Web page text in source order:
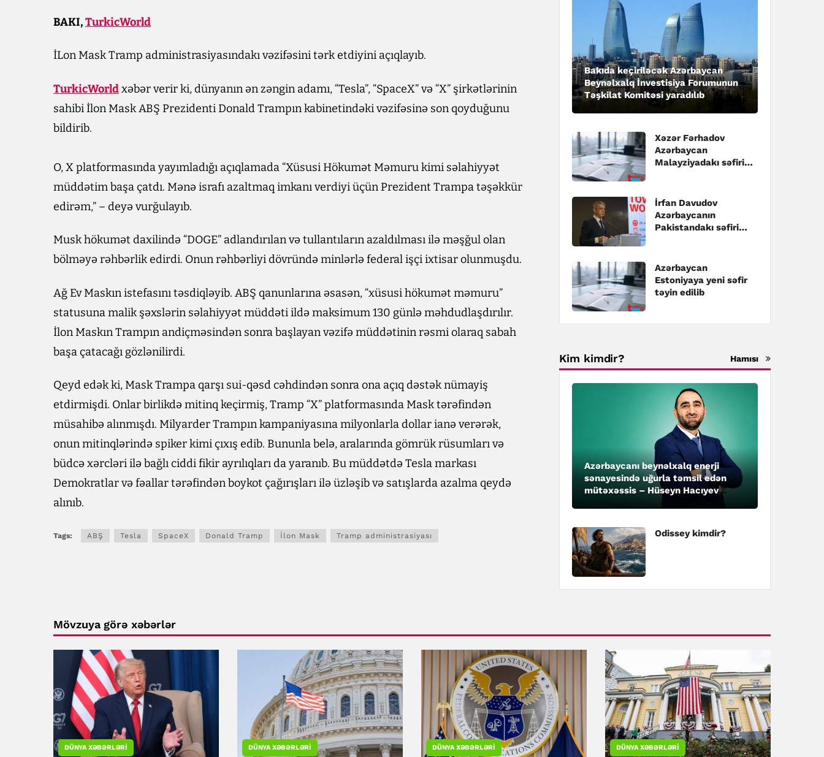
BAKI,TurkicWorld
İLon Mask Tramp administrasiyasındakı vəzifəsini tərk etdiyini açıqlayıb.
TurkicWorldxəbər verir ki, dünyanın ən zəngin adamı, “Tesla”, “SpaceX” və “X” şirkətlərinin
sahibi İlon Mask ABŞ Prezidenti Donald Trampın kabinetindəki vəzifəsinə son qoyduğunu
bildirib.
O, X platformasında yayımladığı açıqlamada “Xüsusi Hökumət Məmuru kimi səlahiyyət
müddətim başa çatdı. Mənə israfı azaltmaq imkanı verdiyi üçün Prezident Trampa təşəkkür
edirəm,” – deyə vurğulayıb.
Musk hökumət daxilində “DOGE” adlandırılan və tullantıların azaldılması ilə məşğul olan
bölməyə rəhbərlik edirdi. Onun rəhbərliyi dövründə minlərlə federal işçi ixtisar olunmuşdu.
Ağ Ev Maskın istefasını təsdiqləyib. ABŞ qanunlarına əsasən, “xüsusi hökumət məmuru”
statusuna malik şəxslərin səlahiyyət müddəti ildə maksimum 130 günlə məhdudlaşdırılır.
İlon Maskın Trampın andiçməsindən sonra başlayan vəzifə müddətinin rəsmi olaraq sabah
başa çatacağı gözlənilirdi.
Qeyd edək ki, Mask Trampa qarşı sui-qəsd cəhdindən sonra ona açıq dəstək nümayiş
etdirmişdi. Onlar birlikdə mitinq keçirmiş, Tramp “X” platformasında Mask tərəfindən
müsahibə alınmışdı. Milyarder Trampın kampaniyasına milyonlarla dollar ianə verərək,
onun mitinqlərində spiker kimi çıxış edib. Bununla belə, aralarında gömrük rüsumları və
büdcə xərcləri ilə bağlı ciddi fikir ayrılıqları da yaranıb. Bu müddətdə Tesla markası
Demokratlar və fəallar tərəfindən boykot çağırışları ilə üzləşib və satışlarda azalma qeydə
alınıb.
Tags: ABŞ Tesla SpaceX Donald Tramp İlon Mask Tramp administrasiyası
Bakıda keçiriləcək Azərbaycan
Beynəlxalq İnvestisiya Forumunun
Təşkilat Komitəsi yaradılıb
Xəzər Fərhadov
Azərbaycan
Malayziyadakı səfiri
İrfan Davudov
Azərbaycanın
Pakistandakı səfiri
Azərbaycan
Estoniyaya yeni səfir
təyin edilib
Kim kimdir? Hamısı
Azərbaycanı beynəlxalq enerji
sənayesində uğurla təmsil edən
mütəxəssis – Hüseyn Hacıyev
Odissey kimdir?
Mövzuya görə xəbərlər
DÜNYA XƏBƏRLƏRI DÜNYA XƏBƏRLƏRI DÜNYA XƏBƏRLƏRI DÜNYA XƏBƏRLƏRI